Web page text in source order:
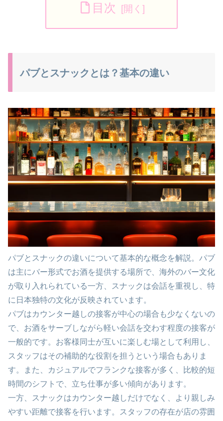
目次
パブとスナックとは？基本の違い
パブとスナックの違いについて基本的な概念を解説。パブ
は主にバー形式でお酒を提供する場所で、海外のバー文化
が取り入れられている一方、スナックは会話を重視し、特
に日本独特の文化が反映されています。
パブはカウンター越しの接客が中心の場合も少なくないの
で、お酒をサーブしながら軽い会話を交わす程度の接客が
一般的です。お客様同士が互いに楽しむ場として利用し、
スタッフはその補助的な役割を担うという場合もありま
す。また、カジュアルでフランクな接客が多く、比較的短
時間のシフトで、立ち仕事が多い傾向があります。
一方、スナックはカウンター越しだけでなく、より親しみ
やすい距離で接客を行います。スタッフの存在が店の雰囲